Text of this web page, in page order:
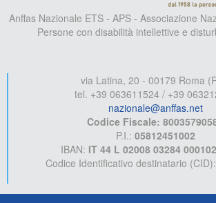
Anffas Nazionale ETS - APS - Associazione
Persone con disabilità intellettive e
via Latina, 20 - 00179 Roma
tel. +39 063611524 / +39
nazionale@anffas.net
Codice Fiscale:
P.I.: 05812451002
IBAN: IT 44 L 02008 03284
Codice Identificativo destinatario (CID):